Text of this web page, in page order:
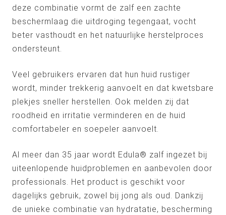
deze combinatie vormt de zalf een zachte
beschermlaag die uitdroging tegengaat, vocht
beter vasthoudt en het natuurlijke herstelproces
ondersteunt.
Veel gebruikers ervaren dat hun huid rustiger
wordt, minder trekkerig aanvoelt en dat kwetsbare
plekjes sneller herstellen. Ook melden zij dat
roodheid en irritatie verminderen en de huid
comfortabeler en soepeler aanvoelt.
Al meer dan 35 jaar wordt Edula® zalf ingezet bij
uiteenlopende huidproblemen en aanbevolen door
professionals. Het product is geschikt voor
dagelijks gebruik, zowel bij jong als oud. Dankzij
de unieke combinatie van hydratatie, bescherming